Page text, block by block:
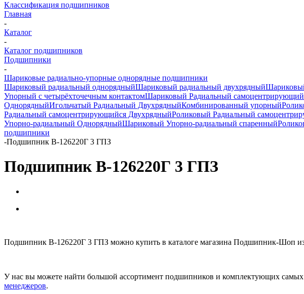
Классификация подшипников
Главная
-
Каталог
-
Каталог подшипников
Подшипники
-
Шариковые радиально-упорные однорядные подшипники
Шариковый радиальный однорядныйШариковый радиальный двухрядный
Упорный с четырёхточечным контактомШариковый Радиальный
ОднорядныйИгольчатый Радиальный ДвухрядныйКомбинированный упорный
Радиальный самоцентрирующийся ДвухрядныйРоликовый Радиальный
Упорно-радиальный ОднорядныйШариковый Упорно-радиальный спаренный
подшипники
-Подшипник В-126220Г 3 ГПЗ
Подшипник В-126220Г 3 ГПЗ
Подшипник В-126220Г 3 ГПЗ можно купить в каталоге магазина Подшипник-Шоп из
У нас вы можете найти большой ассортимент подшипников и комплектующих
менеджеров.